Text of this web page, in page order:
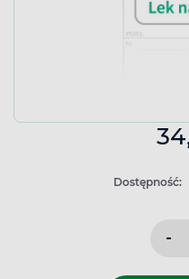
Dostępność:
-